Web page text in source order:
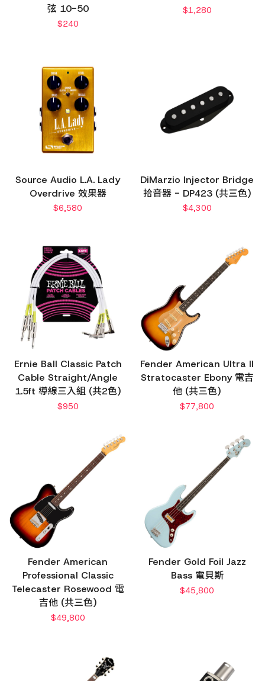
弦 10-50
$240
$1,280
Source Audio L.A. Lady
Overdrive 效果器
$6,580
DiMarzio Injector Bridge
拾音器 - DP423 (共三色)
$4,300
Ernie Ball Classic Patch
Cable Straight/Angle
1.5ft 導線三入組 (共2色)
$950
Fender American Ultra II
Stratocaster Ebony 電吉
他 (共三色)
$77,800
Fender American
Professional Classic
Telecaster Rosewood 電
吉他 (共三色)
$49,800
Fender Gold Foil Jazz
Bass 電貝斯
$45,800